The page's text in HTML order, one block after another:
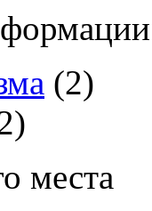
(2)
места